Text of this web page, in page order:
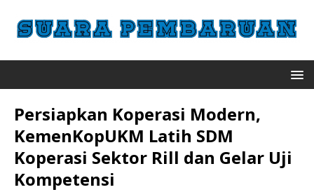
Persiapkan Koperasi Modern,
KemenKopUKM Latih SDM
Koperasi Sektor Rill dan Gelar Uji
Kompetensi